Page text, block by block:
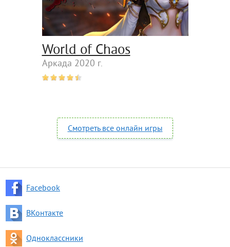
World of Chaos
Аркада 2020 г.
Смотреть все онлайн игры
Facebook
ВКонтакте
Одноклассники